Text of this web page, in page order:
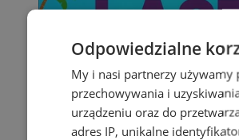
Odpowiedzialne
My i nasi partnerzy
przechowywania i
urządzeniu oraz do
adres IP, unikalne